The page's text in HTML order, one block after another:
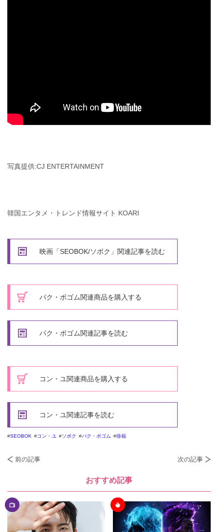
写真提供:CJ ENTERTAINMENT
韓国エンタメ・トレンド情報サイト KOARI
映画「SEOBOK/ソボク」関連記事を読む
パク・ボゴム関連商品を購入する
パク・ボゴム関連記事を読む
コン・ユ関連商品を購入する
コン・ユ関連記事を読む
SEOBOK コン・ユ ソボク パク・ボゴム 徐福
前の記事 次の記事
おすすめ記事